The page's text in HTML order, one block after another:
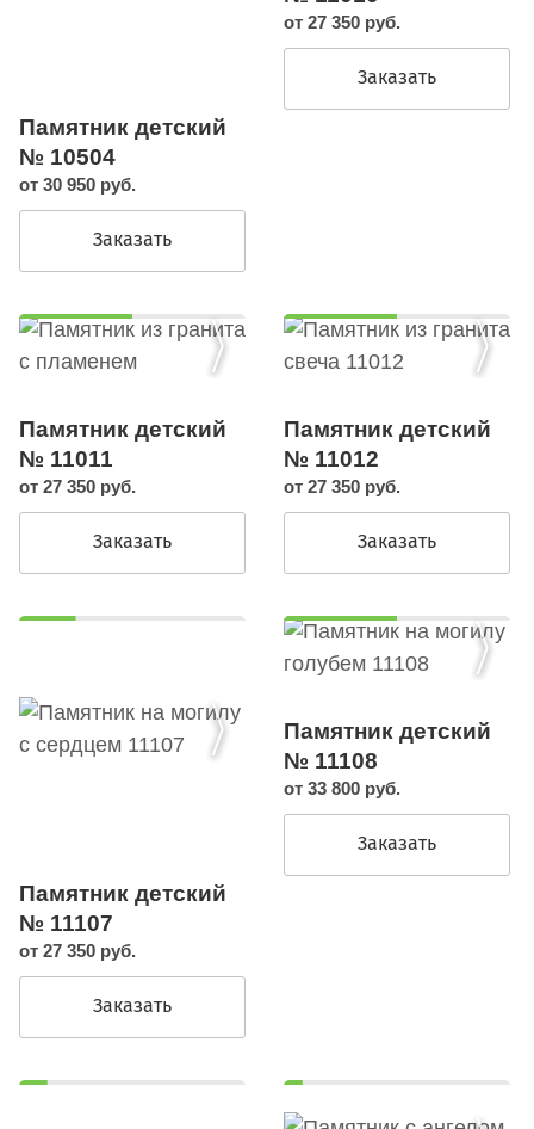
Памятник детский
№ 10504
от 30 950 руб.
Заказать
от 27 350 руб.
Заказать
Памятник детский
№ 11011
от 27 350 руб.
Заказать
Памятник детский
№ 11012
от 27 350 руб.
Заказать
Памятник детский
№ 11107
от 27 350 руб.
Заказать
Памятник детский
№ 11108
от 33 800 руб.
Заказать